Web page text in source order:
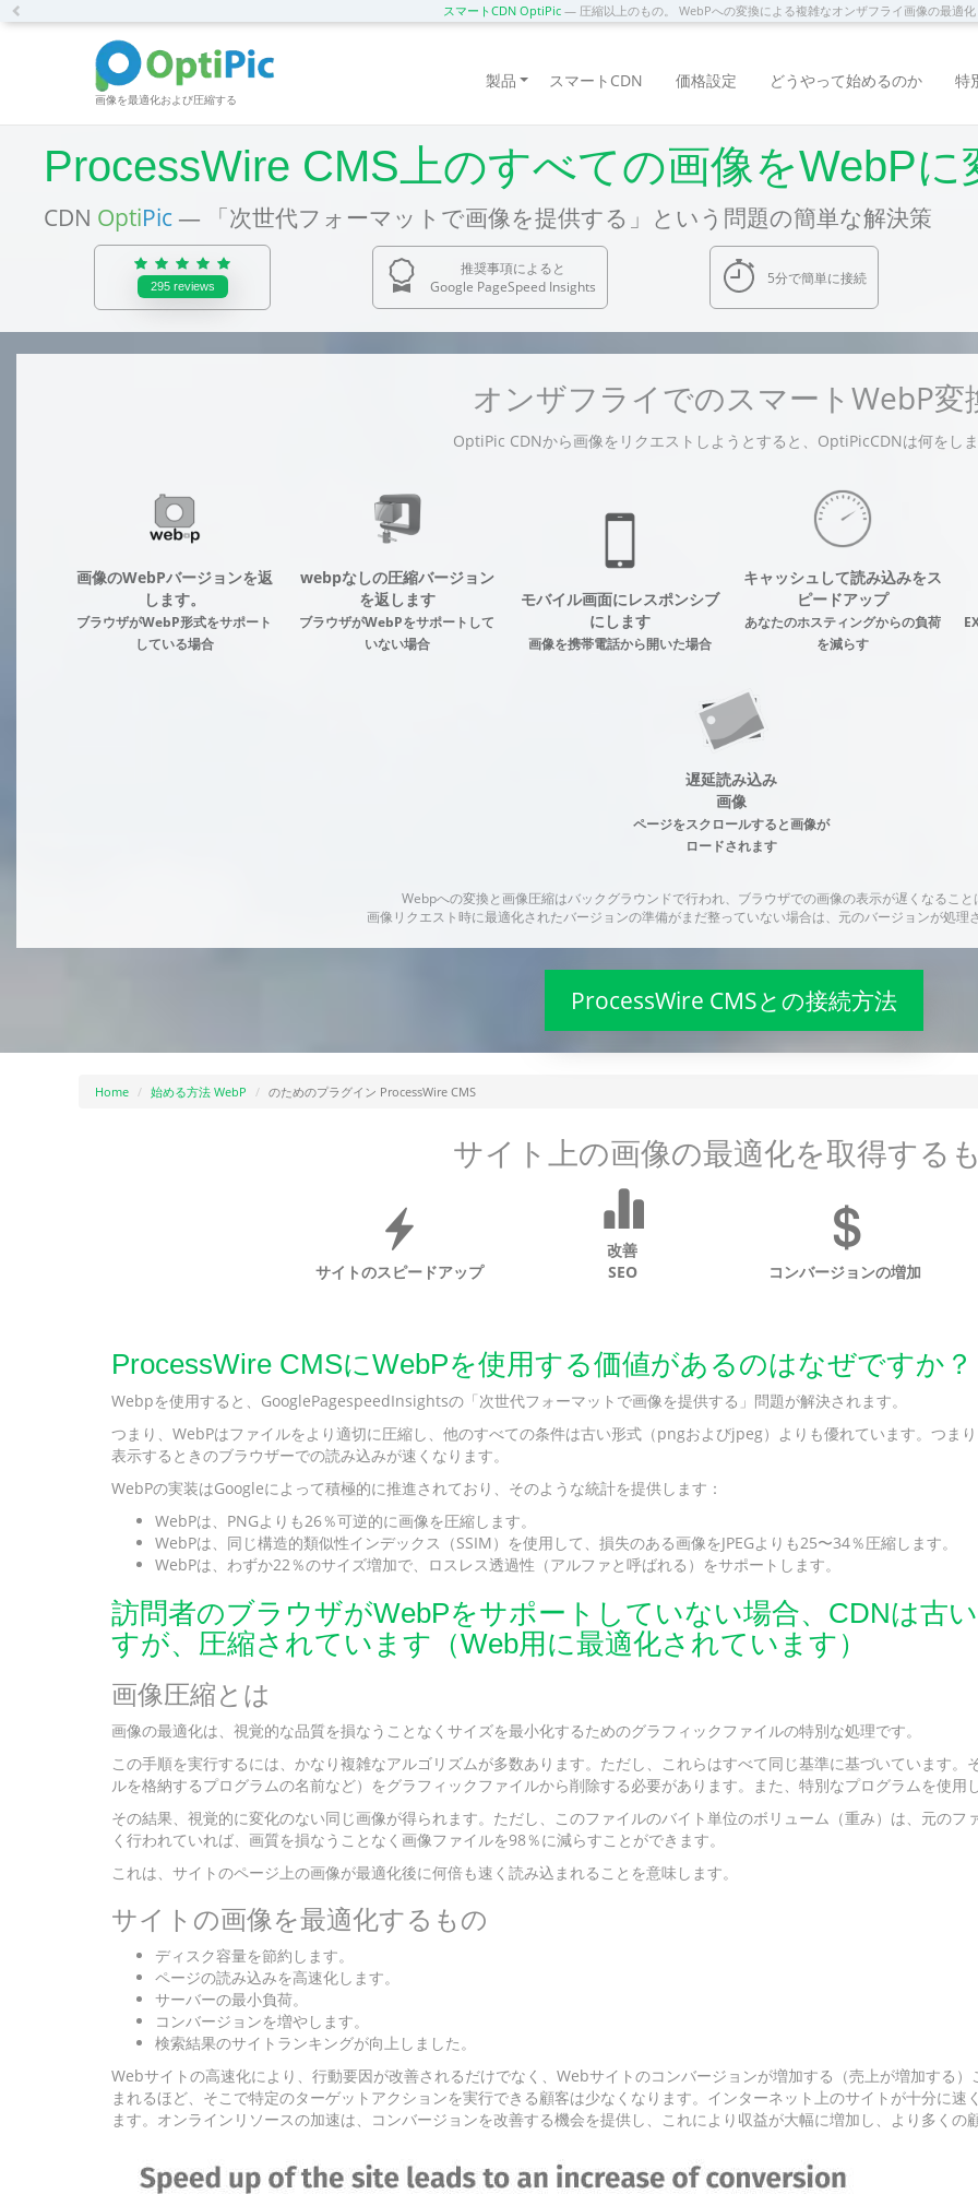
スマートCDN OptiPic — 圧縮以上のもの。 WebPへの変換による複雑なオンザフライ画像の最適化
画像を最適化および圧縮する
製品 スマートCDN 価格設定 どうやって始めるのか 特
ProcessWire CMS上のすべての画像をWebPに
CDN OptiPic — 「次世代フォーマットで画像を提供する」という問題の簡単な解決策
295 reviews
推奨事項によると
Google PageSpeed Insights
5分で簡単に接続
オンザフライでのスマートWebP変
OptiPic CDNから画像をリクエストしようとすると、OptiPicCDNは何をし
画像のWebPバージョンを返
します。
ブラウザがWebP形式をサポート
している場合
webpなしの圧縮バージョン
を返します
ブラウザがWebPをサポートして
いない場合
モバイル画面にレスポンシブ
にします
画像を携帯電話から開いた場合
キャッシュして読み込みをス
ピードアップ
あなたのホスティングからの負荷
を減らす
遅延読み込み
画像
ページをスクロールすると画像が
ロードされます
Webpへの変換と画像圧縮はバックグラウンドで行われ、ブラウザでの画像の表示が遅くなること
画像リクエスト時に最適化されたバージョンの準備がまだ整っていない場合は、元のバージョンが処理
ProcessWire CMSとの接続方法
Home 始める方法 WebP のためのプラグイン ProcessWire CMS
サイト上の画像の最適化を取得する
サイトのスピードアップ
改善
SEO
コンバージョンの増加
ProcessWire CMSにWebPを使用する価値があるのはなぜですか？
Webpを使用すると、GooglePagespeedInsightsの「次世代フォーマットで画像を提供する」問題が解決されます。
つまり、WebPはファイルをより適切に圧縮し、他のすべての条件は古い形式（pngおよびjpeg）よりも優れています。つま
表示するときのブラウザーでの読み込みが速くなります。
WebPの実装はGoogleによって積極的に推進されており、そのような統計を提供します：
WebPは、PNGよりも26％可逆的に画像を圧縮します。
WebPは、同じ構造的類似性インデックス（SSIM）を使用して、損失のある画像をJPEGよりも25〜34％圧縮します。
WebPは、わずか22％のサイズ増加で、ロスレス透過性（アルファと呼ばれる）をサポートします。
訪問者のブラウザがWebPをサポートしていない場合、CDNは古
すが、圧縮されています（Web用に最適化されています）
画像圧縮とは
画像の最適化は、視覚的な品質を損なうことなくサイズを最小化するためのグラフィックファイルの特別な処理です。
この手順を実行するには、かなり複雑なアルゴリズムが多数あります。ただし、これらはすべて同じ基準に基づいています
ルを格納するプログラムの名前など）をグラフィックファイルから削除する必要があります。また、特別なプログラムを使用
その結果、視覚的に変化のない同じ画像が得られます。ただし、このファイルのバイト単位のボリューム（重み）は、元の
く行われていれば、画質を損なうことなく画像ファイルを98％に減らすことができます。
これは、サイトのページ上の画像が最適化後に何倍も速く読み込まれることを意味します。
サイトの画像を最適化するもの
ディスク容量を節約します。
ページの読み込みを高速化します。
サーバーの最小負荷。
コンバージョンを増やします。
検索結果のサイトランキングが向上しました。
Webサイトの高速化により、行動要因が改善されるだけでなく、Webサイトのコンバージョンが増加する（売上が増加する
まれるほど、そこで特定のターゲットアクションを実行できる顧客は少なくなります。インターネット上のサイトが十分に
ます。オンラインリソースの加速は、コンバージョンを改善する機会を提供し、これにより収益が大幅に増加し、より多くの